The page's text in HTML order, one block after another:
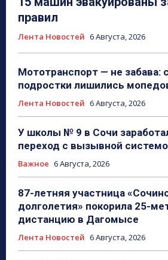
правил
Лента Новостей 6 Августа, 2026
Мототранспорт — не забава:
подростки лишились
Лента Новостей 6 Августа, 2026
У школы № 9 в Сочи
переход с вызывной
Важное 6 Августа, 2026
87-летняя участница
долголетия» покорила 25-
дистанцию в Дагомысе
Лента Новостей 6 Августа, 2026